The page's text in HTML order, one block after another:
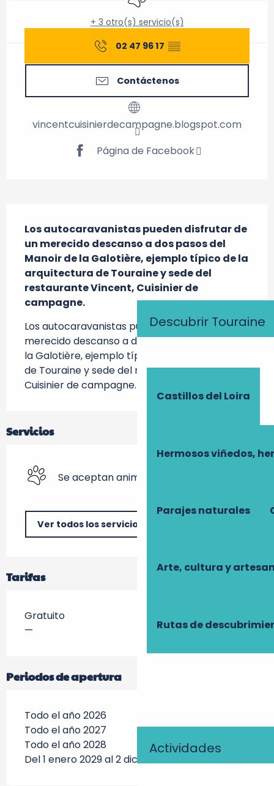
Descubrir Touraine
Castillos del Loira
Hermosos viñedos,
Parajes naturales
Arte, cultura y
Rutas de
Actividades
+ 3 otro(s) servicio(s)
02 47 96 17 ▒▒
Contáctenos
vincentcuisinierdecampagne.blogspot.com
Página de Facebook
Los autocaravanistas pueden disfrutar de
un merecido descanso a dos pasos del
Manoir de la Galotière, ejemplo típico de la
arquitectura de Touraine y sede del
restaurante Vincent, Cuisinier de
campagne.
Los autocaravanistas pueden disfrutar de un
merecido descanso a dos pasos del Manoir de
la Galotière, ejemplo típico de la arquitectura
de Touraine y sede del restaurante Vincent,
Cuisinier de campagne.
Servicios
Se aceptan animales
Ver todos los servicios
Tarifas
Gratuito
—
Periodos de apertura
Todo el año 2026
Todo el año 2027
Todo el año 2028
Del 1 enero 2029 al 2 diciembre 2029